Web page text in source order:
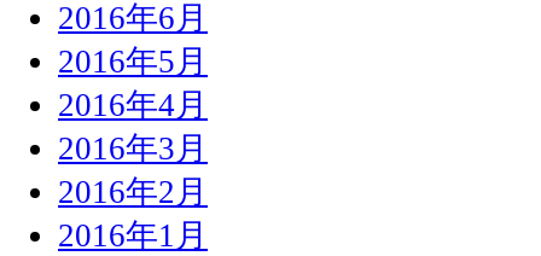
2016年6月
2016年5月
2016年4月
2016年3月
2016年2月
2016年1月